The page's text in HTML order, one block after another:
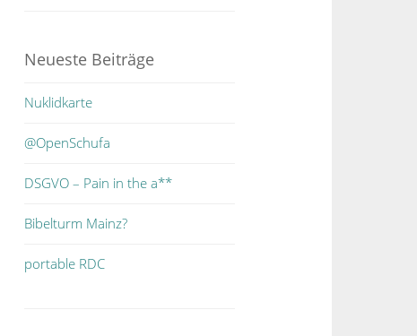
Neueste Beiträge
Nuklidkarte
@OpenSchufa
DSGVO – Pain in the a**
Bibelturm Mainz?
portable RDC